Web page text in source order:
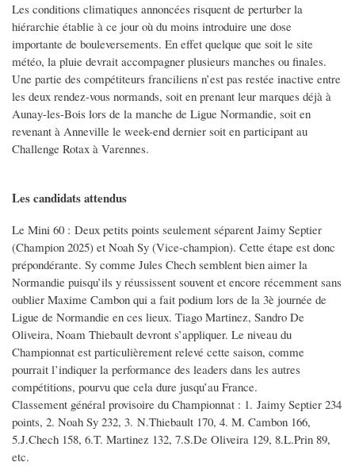
Les conditions climatiques annoncées risquent de perturber la
hiérarchie établie à ce jour où du moins introduire une dose
importante de bouleversements. En effet quelque que soit le site
météo, la pluie devrait accompagner plusieurs manches ou finales.
Une partie des compétiteurs franciliens n’est pas restée inactive entre
les deux rendez-vous normands, soit en prenant leur marques déjà à
Aunay-les-Bois lors de la manche de Ligue Normandie, soit en
revenant à Anneville le week-end dernier soit en participant au
Challenge Rotax à Varennes.
Les candidats attendus
Le Mini 60 : Deux petits points seulement séparent Jaimy Septier
(Champion 2025) et Noah Sy (Vice-champion). Cette étape est donc
prépondérante. Sy comme Jules Chech semblent bien aimer la
Normandie puisqu’ils y réussissent souvent et encore récemment sans
oublier Maxime Cambon qui a fait podium lors de la 3è journée de
Ligue de Normandie en ces lieux. Tiago Martinez, Sandro De
Oliveira, Noam Thiebault devront s’appliquer. Le niveau du
Championnat est particulièrement relevé cette saison, comme
pourrait l’indiquer la performance des leaders dans les autres
compétitions, pourvu que cela dure jusqu’au France.
Classement général provisoire du Championnat : 1. Jaimy Septier 234
points, 2. Noah Sy 232, 3. N.Thiebault 170, 4. M. Cambon 166,
5.J.Chech 158, 6.T. Martinez 132, 7.S.De Oliveira 129, 8.L.Prin 89,
etc.